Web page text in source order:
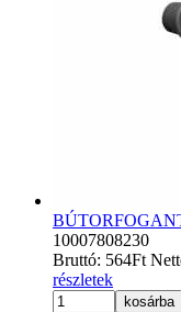
10007808230
Bruttó: 564Ft
részletek
kosárba